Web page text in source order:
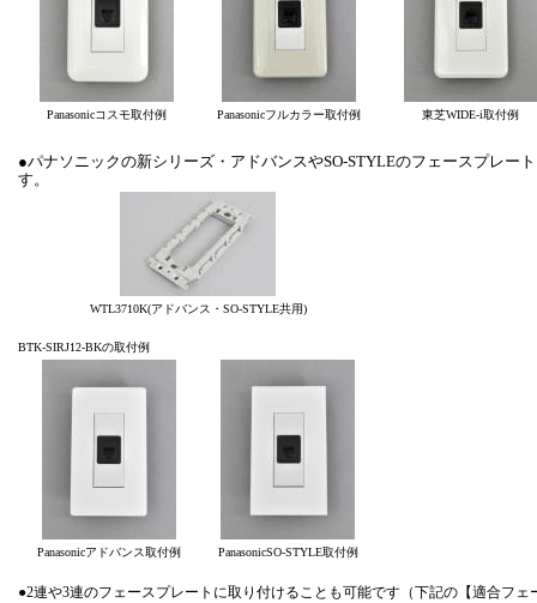
Panasonicコスモ取付例 Panasonicフルカラー取付例 東芝WIDE-i取付例
●パナソニックの新シリーズ・アドバンスやSO-STYLEのフェースプレー
す。
WTL3710K(アドバンス・SO-STYLE共用)
BTK-SIRJ12-BKの取付例
Panasonicアドバンス取付例 PanasonicSO-STYLE取付例
●2連や3連のフェースプレートに取り付けることも可能です（下記の【適合フ